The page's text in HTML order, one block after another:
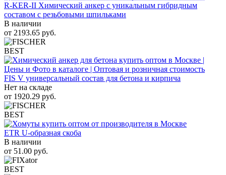
R-KER-II Химический анкер с уникальным гибридным
составом с резьбовыми шпильками
В наличии
от 2193.65 руб.
BEST
FIS V универсальный состав для бетона и кирпича
Нет на складе
от 1920.29 руб.
BEST
ETR U-образная скоба
В наличии
от 51.00 руб.
BEST